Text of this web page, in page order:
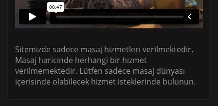
Sitemizde sadece masaj hizmetleri verilmektedir.
Masaj haricinde herhangi bir hizmet
verilmemektedir. Lütfen sadece masaj dünyası
içerisinde olabilecek hizmet isteklerinde bulunun.